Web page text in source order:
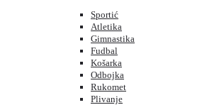
Sportić
Atletika
Gimnastika
Fudbal
Košarka
Odbojka
Rukomet
Plivanje